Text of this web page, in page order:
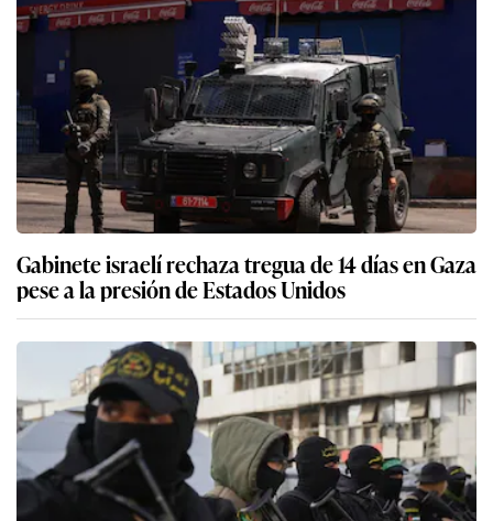
Gabinete israelí rechaza tregua de 14 días en Gaza
pese a la presión de Estados Unidos